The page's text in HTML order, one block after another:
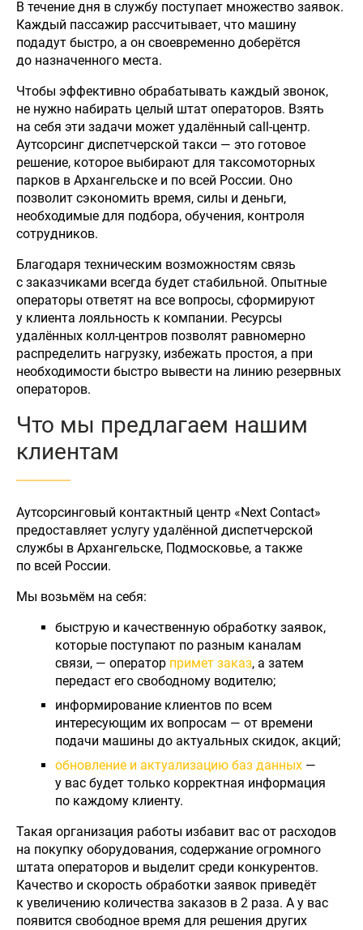
В течение дня в службу поступает множество заявок.
Каждый пассажир рассчитывает, что машину
подадут быстро, а он своевременно доберётся
до назначенного места.
Чтобы эффективно обрабатывать каждый звонок,
не нужно набирать целый штат операторов. Взять
на себя эти задачи может удалённый call-центр.
Аутсорсинг диспетчерской такси — это готовое
решение, которое выбирают для таксомоторных
парков в Архангельске и по всей России. Оно
позволит сэкономить время, силы и деньги,
необходимые для подбора, обучения, контроля
сотрудников.
Благодаря техническим возможностям связь
с заказчиками всегда будет стабильной. Опытные
операторы ответят на все вопросы, сформируют
у клиента лояльность к компании. Ресурсы
удалённых колл-центров позволят равномерно
распределить нагрузку, избежать простоя, а при
необходимости быстро вывести на линию резервных
операторов.
Что мы предлагаем нашим
клиентам
Аутсорсинговый контактный центр «Next Contact»
предоставляет услугу удалённой диспетчерской
службы в Архангельске, Подмосковье, а также
по всей России.
Мы возьмём на себя:
быструю и качественную обработку заявок,
которые поступают по разным каналам
связи, — оператор примет заказ, а затем
передаст его свободному водителю;
информирование клиентов по всем
интересующим их вопросам — от времени
подачи машины до актуальных скидок, акций;
обновление и актуализацию баз данных —
у вас будет только корректная информация
по каждому клиенту.
Такая организация работы избавит вас от расходов
на покупку оборудования, содержание огромного
штата операторов и выделит среди конкурентов.
Качество и скорость обработки заявок приведёт
к увеличению количества заказов в 2 раза. А у вас
появится свободное время для решения других